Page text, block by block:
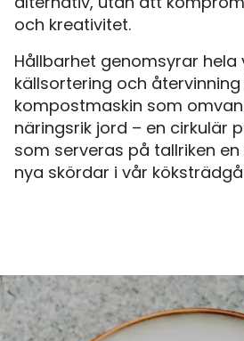
och kreativitet.
Hållbarhet genomsyrar
källsortering och
kompostmaskin som
näringsrik jord – en cirkulär
som serveras på tallriken
nya skördar i vår